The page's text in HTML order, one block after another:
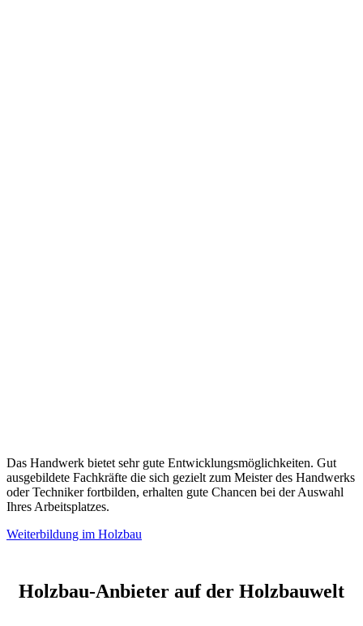
Das Handwerk bietet sehr gute Entwicklungsmöglichkeiten. Gut
ausgebildete Fachkräfte die sich gezielt zum Meister des Handwerks
oder Techniker fortbilden, erhalten gute Chancen bei der Auswahl
Ihres Arbeitsplatzes.
Weiterbildung im Holzbau
Holzbau-Anbieter auf der Holzbauwelt